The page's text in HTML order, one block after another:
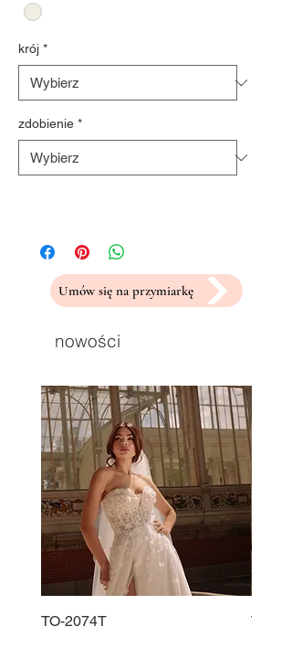
krój *
zdobienie *
Umów się na przymiarkę
nowości
TO-2074T TO-